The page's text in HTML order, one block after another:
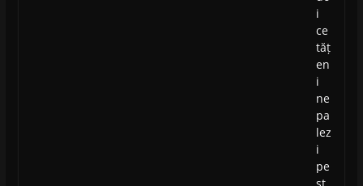
i
ce
tăț
en
i
ne
pa
lez
i
pe